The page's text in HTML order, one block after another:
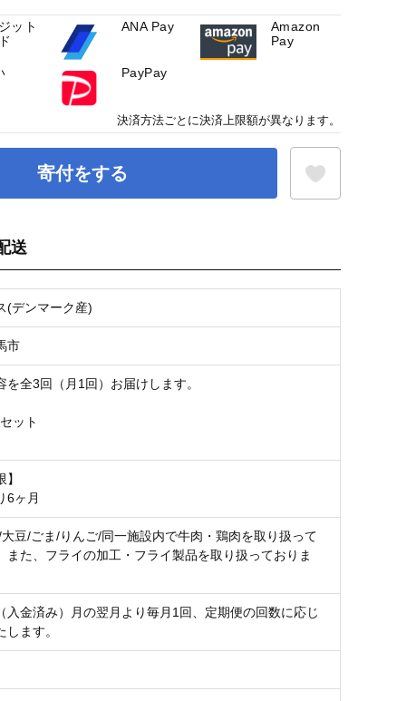
寄付をする
送
(デンマーク産)
市
を全3回（月1回）お届けします。
ット
】
6ヶ月
豆/ごま/りんご/同一施設内で牛肉・鶏肉を取り扱って
また、フライの加工・フライ製品を取り扱っておりま
入金済み）月の翌月より毎月1回、定期便の回数に応じ
します。
ット
ANA Pay
Amazon
Pay
PayPay
決済方法ごとに決済上限額が異なります。